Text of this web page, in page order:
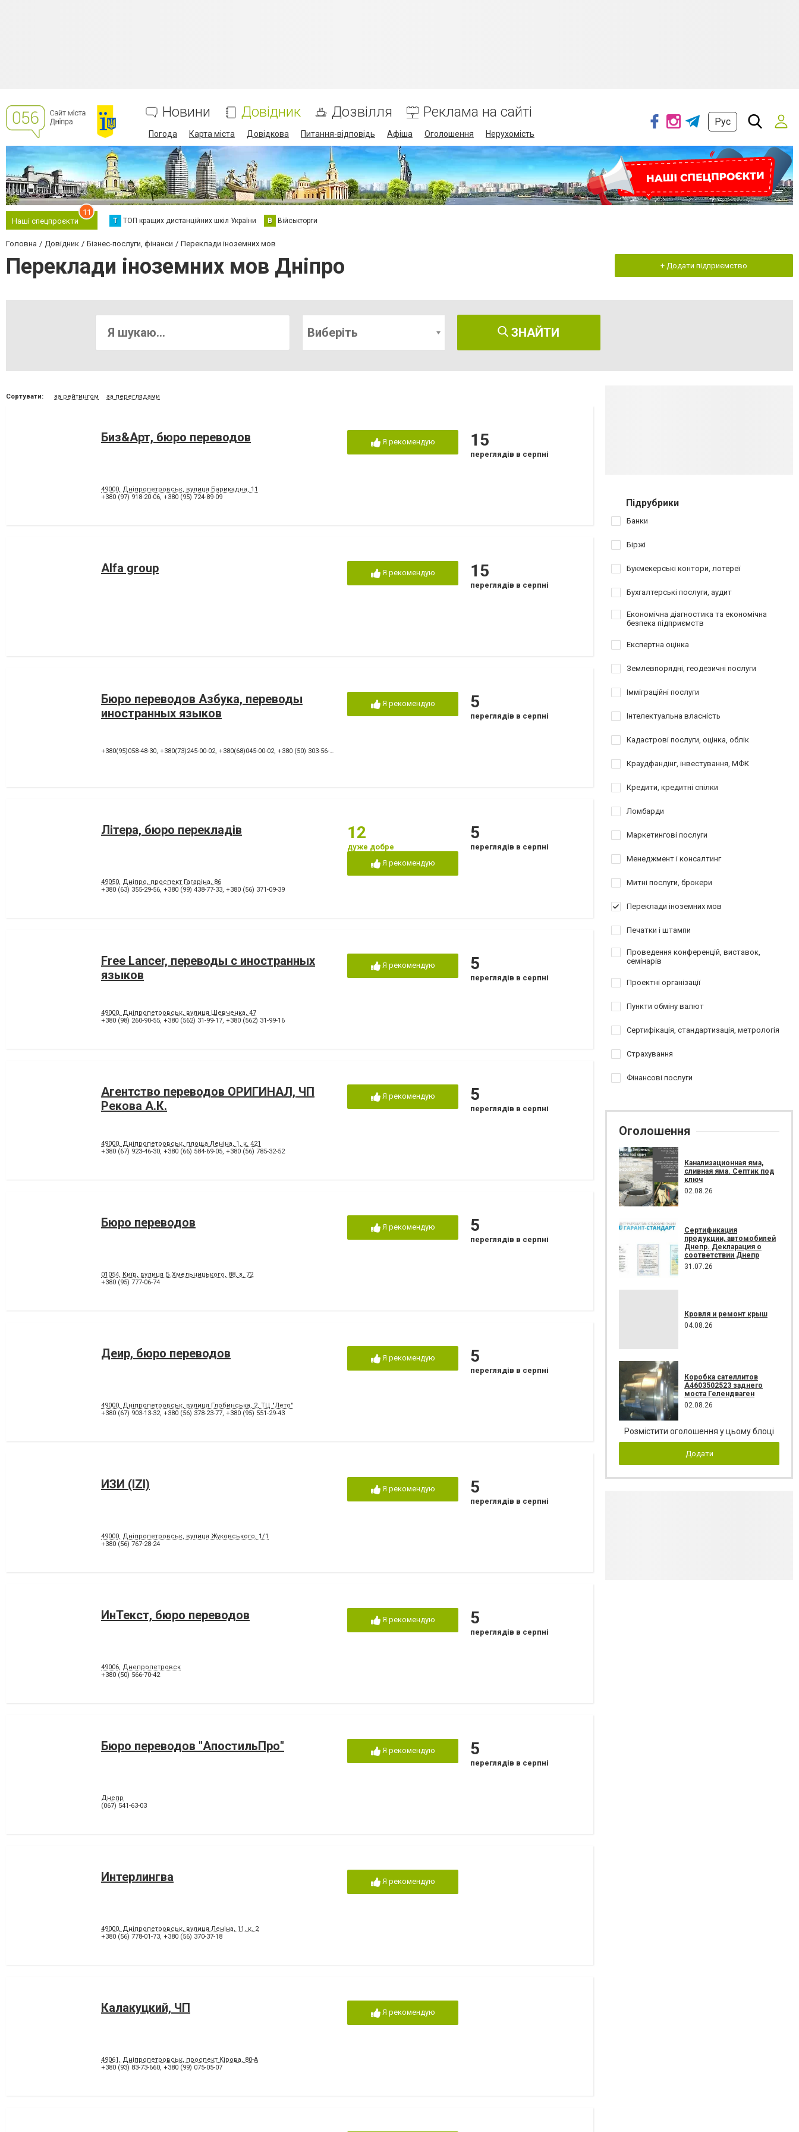
Новини Довідник Дозвілля Реклама на сайті
Погода Карта міста Довідкова Питання-відповідь Афіша Оголошення Нерухомість
Рус
Наші спецпроєкти
11
Т ТОП кращих дистанційних шкіл України В Військторги
Головна Довідник Бізнес-послуги, фінанси Переклади іноземних мов
Переклади іноземних мов Дніпро + Додати підприємство
Виберіть ЗНАЙТИ
Сортувати: за рейтингом за переглядами
Биз&Арт, бюро переводов
49000, Дніпропетровськ, вулиця Барикадна, 11
+380 (97) 918-20-06, +380 (95) 724-89-09
Я рекомендую 15
переглядів в серпні
Alfa group Я рекомендую 15
переглядів в серпні
Бюро переводов Азбука, переводы
иностранных языков
+380(95)058-48-30, +380(73)245-00-02, +380(68)045-00-02, +380 (50) 303-56-57
Я рекомендую 5
переглядів в серпні
Літера, бюро перекладів
49050, Дніпро, проспект Гагаріна, 86
+380 (63) 355-29-56, +380 (99) 438-77-33, +380 (56) 371-09-39
12
дуже добре
Я рекомендую
5
переглядів в серпні
Free Lancer, переводы с иностранных
языков
49000, Дніпропетровськ, вулиця Шевченка, 47
+380 (98) 260-90-55, +380 (562) 31-99-17, +380 (562) 31-99-16
Я рекомендую 5
переглядів в серпні
Агентство переводов ОРИГИНАЛ, ЧП
Рекова А.К.
49000, Дніпропетровськ, площа Леніна, 1, к. 421
+380 (67) 923-46-30, +380 (66) 584-69-05, +380 (56) 785-32-52
Я рекомендую 5
переглядів в серпні
Бюро переводов
01054, Київ, вулиця Б.Хмельницького, 88, з. 72
+380 (95) 777-06-74
Я рекомендую 5
переглядів в серпні
Деир, бюро переводов
49000, Дніпропетровськ, вулиця Глобинська, 2, ТЦ "Лето"
+380 (67) 903-13-32, +380 (56) 378-23-77, +380 (95) 551-29-43
Я рекомендую 5
переглядів в серпні
ИЗИ (IZI)
49000, Дніпропетровськ, вулиця Жуковського, 1/1
+380 (56) 767-28-24
Я рекомендую 5
переглядів в серпні
ИнТекст, бюро переводов
49006, Днепропетровск
+380 (50) 566-70-42
Я рекомендую 5
переглядів в серпні
Бюро переводов "АпостильПро"
Днепр
(067) 541-63-03
Я рекомендую 5
переглядів в серпні
Интерлингва
49000, Дніпропетровськ, вулиця Леніна, 11, к. 2
+380 (56) 778-01-73, +380 (56) 370-37-18
Я рекомендую
Калакуцкий, ЧП
49061, Дніпропетровськ, проспект Кірова, 80-А
+380 (93) 83-73-660, +380 (99) 075-05-07
Я рекомендую
Підрубрики
Банки
Біржі
Букмекерські контори, лотереї
Бухгалтерські послуги, аудит
Економічна діагностика та економічна
безпека підприємств
Експертна оцінка
Землевпорядні, геодезичні послуги
Імміграційні послуги
Інтелектуальна власність
Кадастрові послуги, оцінка, облік
Краудфандінг, інвестування, МФК
Кредити, кредитні спілки
Ломбарди
Маркетингові послуги
Менеджмент і консалтинг
Митні послуги, брокери
Переклади іноземних мов
Печатки і штампи
Проведення конференцій, виставок,
семінарів
Проектні організації
Пункти обміну валют
Сертифікація, стандартизація, метрологія
Страхування
Фінансові послуги
Оголошення
Канализационная яма,
сливная яма. Септик под
ключ
02.08.26
Сертификация
продукции, автомобилей
Днепр. Декларация о
соответствии Днепр
31.07.26
Кровля и ремонт крыш
04.08.26
Коробка сателлитов
A4603502523 заднего
моста Гелендваген
02.08.26
Розмістити оголошення у цьому блоці
Додати